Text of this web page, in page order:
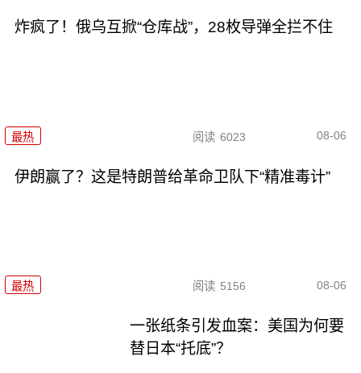
炸疯了！俄乌互掀“仓库战”，28枚导弹全拦不住
最热 阅读 6023 08-06
伊朗赢了？这是特朗普给革命卫队下“精准毒计”
最热 阅读 5156 08-06
一张纸条引发血案：美国为何要
替日本“托底”？